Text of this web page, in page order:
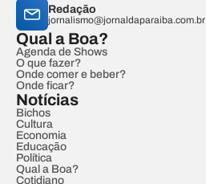
Redação
jornalismo@jornaldaparaiba.com.br
Qual a Boa?
Agenda de Shows
O que fazer?
Onde comer e beber?
Onde ficar?
Notícias
Bichos
Cultura
Economia
Educação
Política
Qual a Boa?
Cotidiano